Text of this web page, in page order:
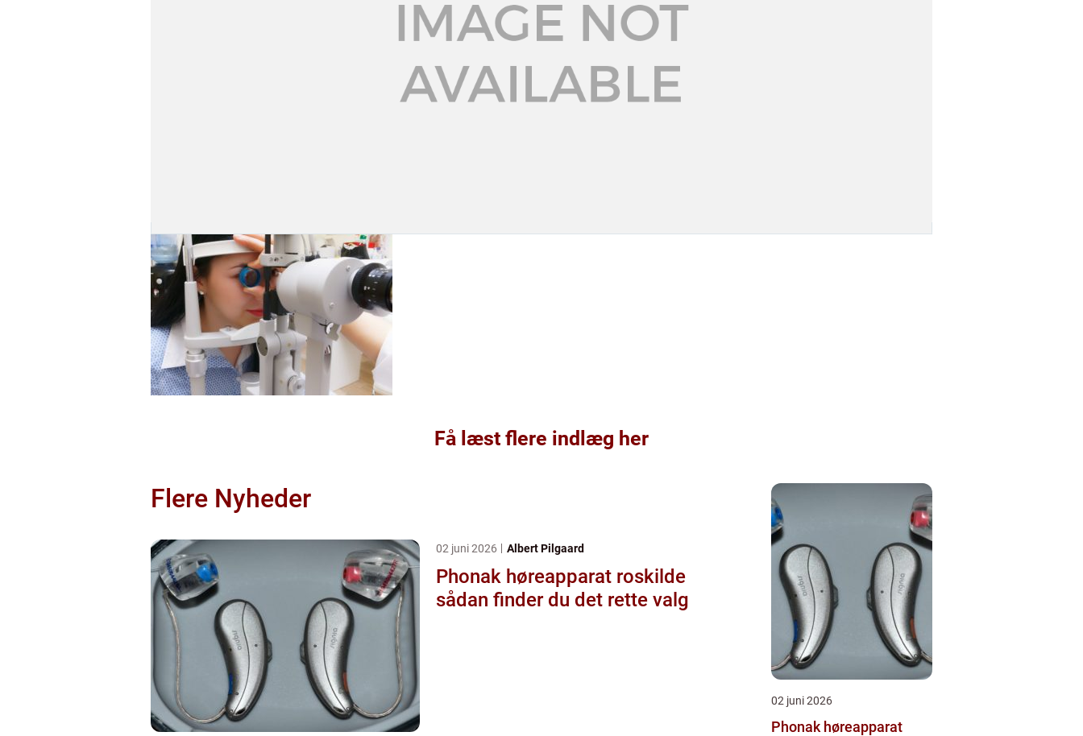
Få læst flere indlæg her
Flere Nyheder
02 juni 2026 Albert Pilgaard
Phonak høreapparat roskilde
sådan finder du det rette valg
02 juni 2026
Phonak høreapparat